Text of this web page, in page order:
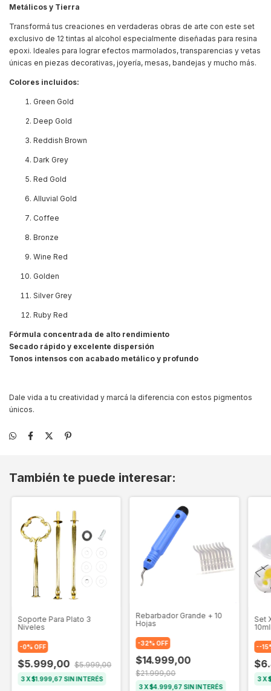
Metálicos y Tierra
Transformá tus creaciones en verdaderas obras de arte con este set
exclusivo de 12 tintas al alcohol especialmente diseñadas para resina
epoxi. Ideales para lograr efectos marmolados, transparencias y vetas
únicas en piezas decorativas, joyería, mesas, bandejas y mucho más.
Colores incluidos:
Green Gold
Deep Gold
Reddish Brown
Dark Grey
Red Gold
Alluvial Gold
Coffee
Bronze
Wine Red
Golden
Silver Grey
Ruby Red
Fórmula concentrada de alto rendimiento
Secado rápido y excelente dispersión
Tonos intensos con acabado metálico y profundo
Dale vida a tu creatividad y marcá la diferencia con estos pigmentos
únicos.
También te puede interesar:
Soporte Para Plato 3
Niveles
-0%OFF
$5.999,00 $5.999,00
3X$1.999,67 SIN INTERÉS
Rebarbador Grande + 10
Hojas
-32%OFF
$14.999,00
$21.999,00
3 X$4.999,67 SIN INTERÉS
Set
10ml
--15
3X